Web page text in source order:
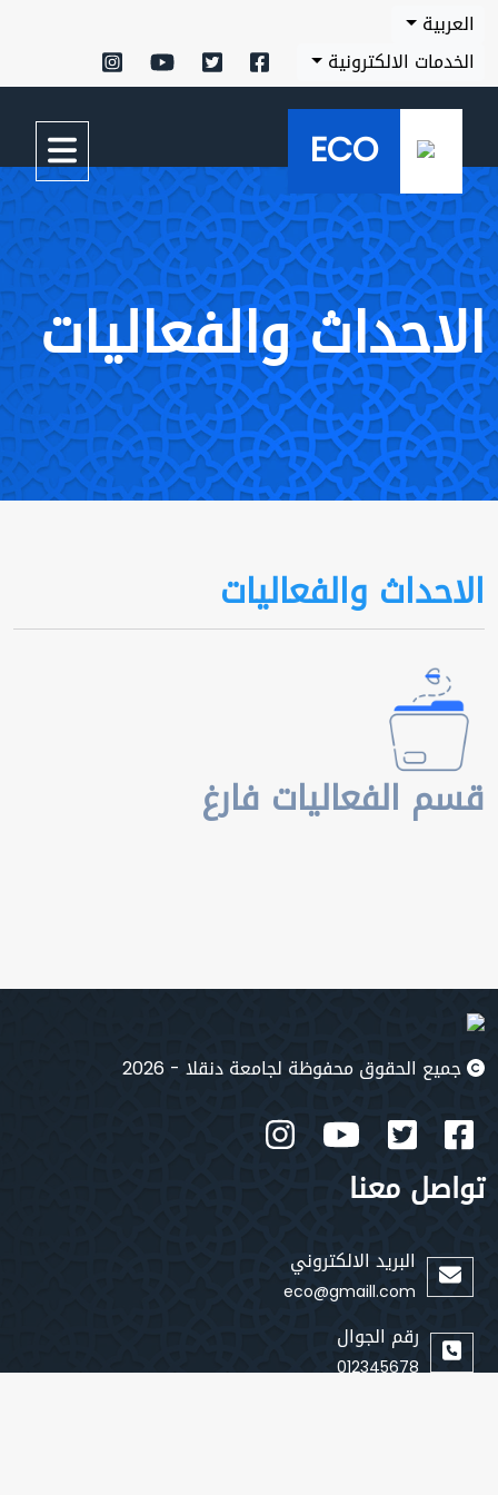
العربية
الخدمات الالكترونية
ECO
الاحداث والفعاليات
الاحداث والفعاليات
قسم الفعاليات فارغ
جميع الحقوق محفوظة لجامعة دنقلا - 2026
تواصل معنا
البريد الالكتروني
eco@gmaill.com
رقم الجوال
012345678